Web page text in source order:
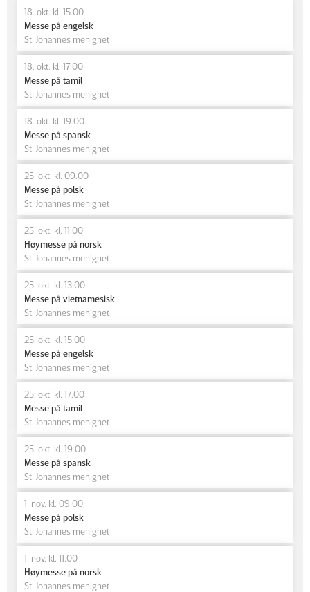
18. okt. kl. 15.00
Messe på engelsk
St. Johannes menighet
18. okt. kl. 17.00
Messe på tamil
St. Johannes menighet
18. okt. kl. 19.00
Messe på spansk
St. Johannes menighet
25. okt. kl. 09.00
Messe på polsk
St. Johannes menighet
25. okt. kl. 11.00
Høymesse på norsk
St. Johannes menighet
25. okt. kl. 13.00
Messe på vietnamesisk
St. Johannes menighet
25. okt. kl. 15.00
Messe på engelsk
St. Johannes menighet
25. okt. kl. 17.00
Messe på tamil
St. Johannes menighet
25. okt. kl. 19.00
Messe på spansk
St. Johannes menighet
1. nov. kl. 09.00
Messe på polsk
St. Johannes menighet
1. nov. kl. 11.00
Høymesse på norsk
St. Johannes menighet